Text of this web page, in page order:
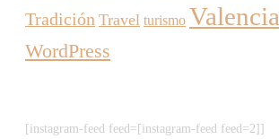
Tradición Travel turismo Valencia
WordPress
[instagram-feed feed=[instagram-feed feed=2]]